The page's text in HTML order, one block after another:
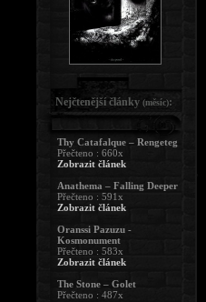
Nejčtenější články (měsíc):
Thy Catafalque – Rengeteg
Přečteno : 660x
Zobrazit článek
Anathema – Falling Deeper
Přečteno : 591x
Zobrazit článek
Oranssi Pazuzu -
Kosmonument
Přečteno : 583x
Zobrazit článek
The Stone – Golet
Přečteno : 487x